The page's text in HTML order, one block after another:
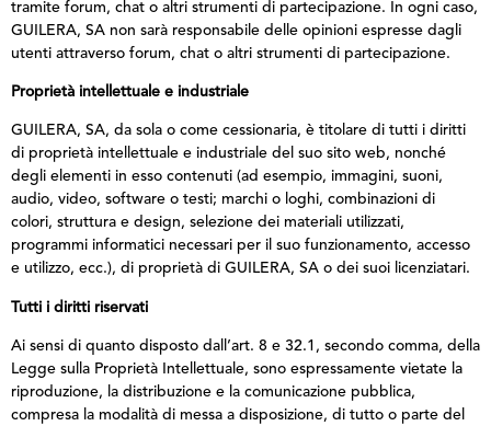
tramite forum, chat o altri strumenti di partecipazione. In ogni caso,
GUILERA, SA non sarà responsabile delle opinioni espresse dagli
utenti attraverso forum, chat o altri strumenti di partecipazione.
Proprietà intellettuale e industriale
GUILERA, SA, da sola o come cessionaria, è titolare di tutti i diritti
di proprietà intellettuale e industriale del suo sito web, nonché
degli elementi in esso contenuti (ad esempio, immagini, suoni,
audio, video, software o testi; marchi o loghi, combinazioni di
colori, struttura e design, selezione dei materiali utilizzati,
programmi informatici necessari per il suo funzionamento, accesso
e utilizzo, ecc.), di proprietà di GUILERA, SA o dei suoi licenziatari.
Tutti i diritti riservati
Ai sensi di quanto disposto dall’art. 8 e 32.1, secondo comma, della
Legge sulla Proprietà Intellettuale, sono espressamente vietate la
riproduzione, la distribuzione e la comunicazione pubblica,
compresa la modalità di messa a disposizione, di tutto o parte del